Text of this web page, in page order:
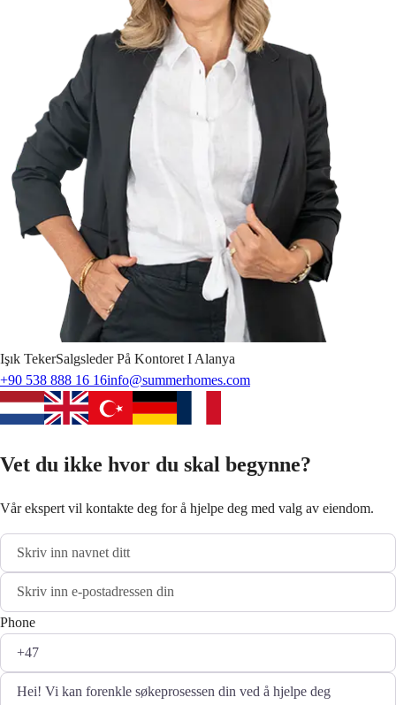
Işık TekerSalgsleder På Kontoret I Alanya
+90 538 888 16 16info@summerhomes.com
Vet du ikke hvor du skal begynne?
Vår ekspert vil kontakte deg for å hjelpe deg med valg av eiendom.
Phone